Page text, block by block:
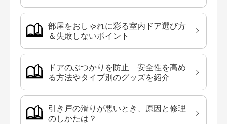
部屋をおしゃれに彩る室内ドア選び方
＆失敗しないポイント
ドアのぶつかりを防止 安全性を高め
る方法やタイプ別のグッズを紹介
引き戸の滑りが悪いとき、原因と修理
のしかたは？